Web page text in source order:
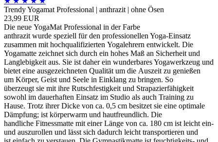
Trendy Yogamat Professional | anthrazit | ohne Ösen
23,99 EUR
Die neue YogaMat Professional in der Farbe
anthrazit wurde speziell für den professionellen Yoga-Einsatz
zusammen mit hochqualifizierten Yogalehrern entwickelt. Die
Yogamatte zeichnet sich durch ein hohes Maß an Sicherheit und
Langlebigkeit aus. Sie ist daher ein wunderbares Yogawerkzeug und
bietet eine ausgezeichneten Qualität um die Auszeit zu genießen
um Körper, Geist und Seele in Einklang zu bringen. So
überzeugt sie mit ihre Rutschfestigkeit und Strapazierfähigkeit
sowohl im dauerhaften Einsatz im Studio als auch Training zu
Hause. Trotz ihrer Dicke von ca. 0,5 cm besitzet sie eine optimale
Dämpfung; ist körperwarm und hautfreundlich. Die
handliche Fitnessmatte mit einer Länge von ca. 180 cm ist leicht ein-
und auszurollen und lässt sich dadurch leicht transportieren und